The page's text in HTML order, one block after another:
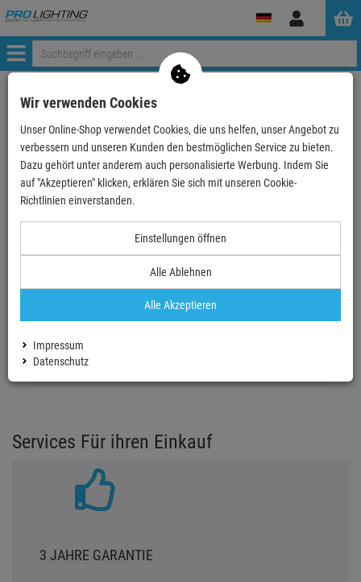
Anmelden
Menü
zurück zum Artikel
EchteBewertungen
Einloggen und Bewertung schreiben
Services Für ihren Einkauf
3 JAHRE GARANTIE
Wir verwenden Cookies
Unser Online-Shop verwendet Cookies, die uns helfen, unser Angebot zu
verbessern und unseren Kunden den bestmöglichen Service zu bieten.
Dazu gehört unter anderem auch personalisierte Werbung. Indem Sie
auf "Akzeptieren" klicken, erklären Sie sich mit unseren Cookie-
Richtlinien einverstanden.
Einstellungen öffnen
Alle Ablehnen
Alle Akzeptieren
Impressum
Datenschutz